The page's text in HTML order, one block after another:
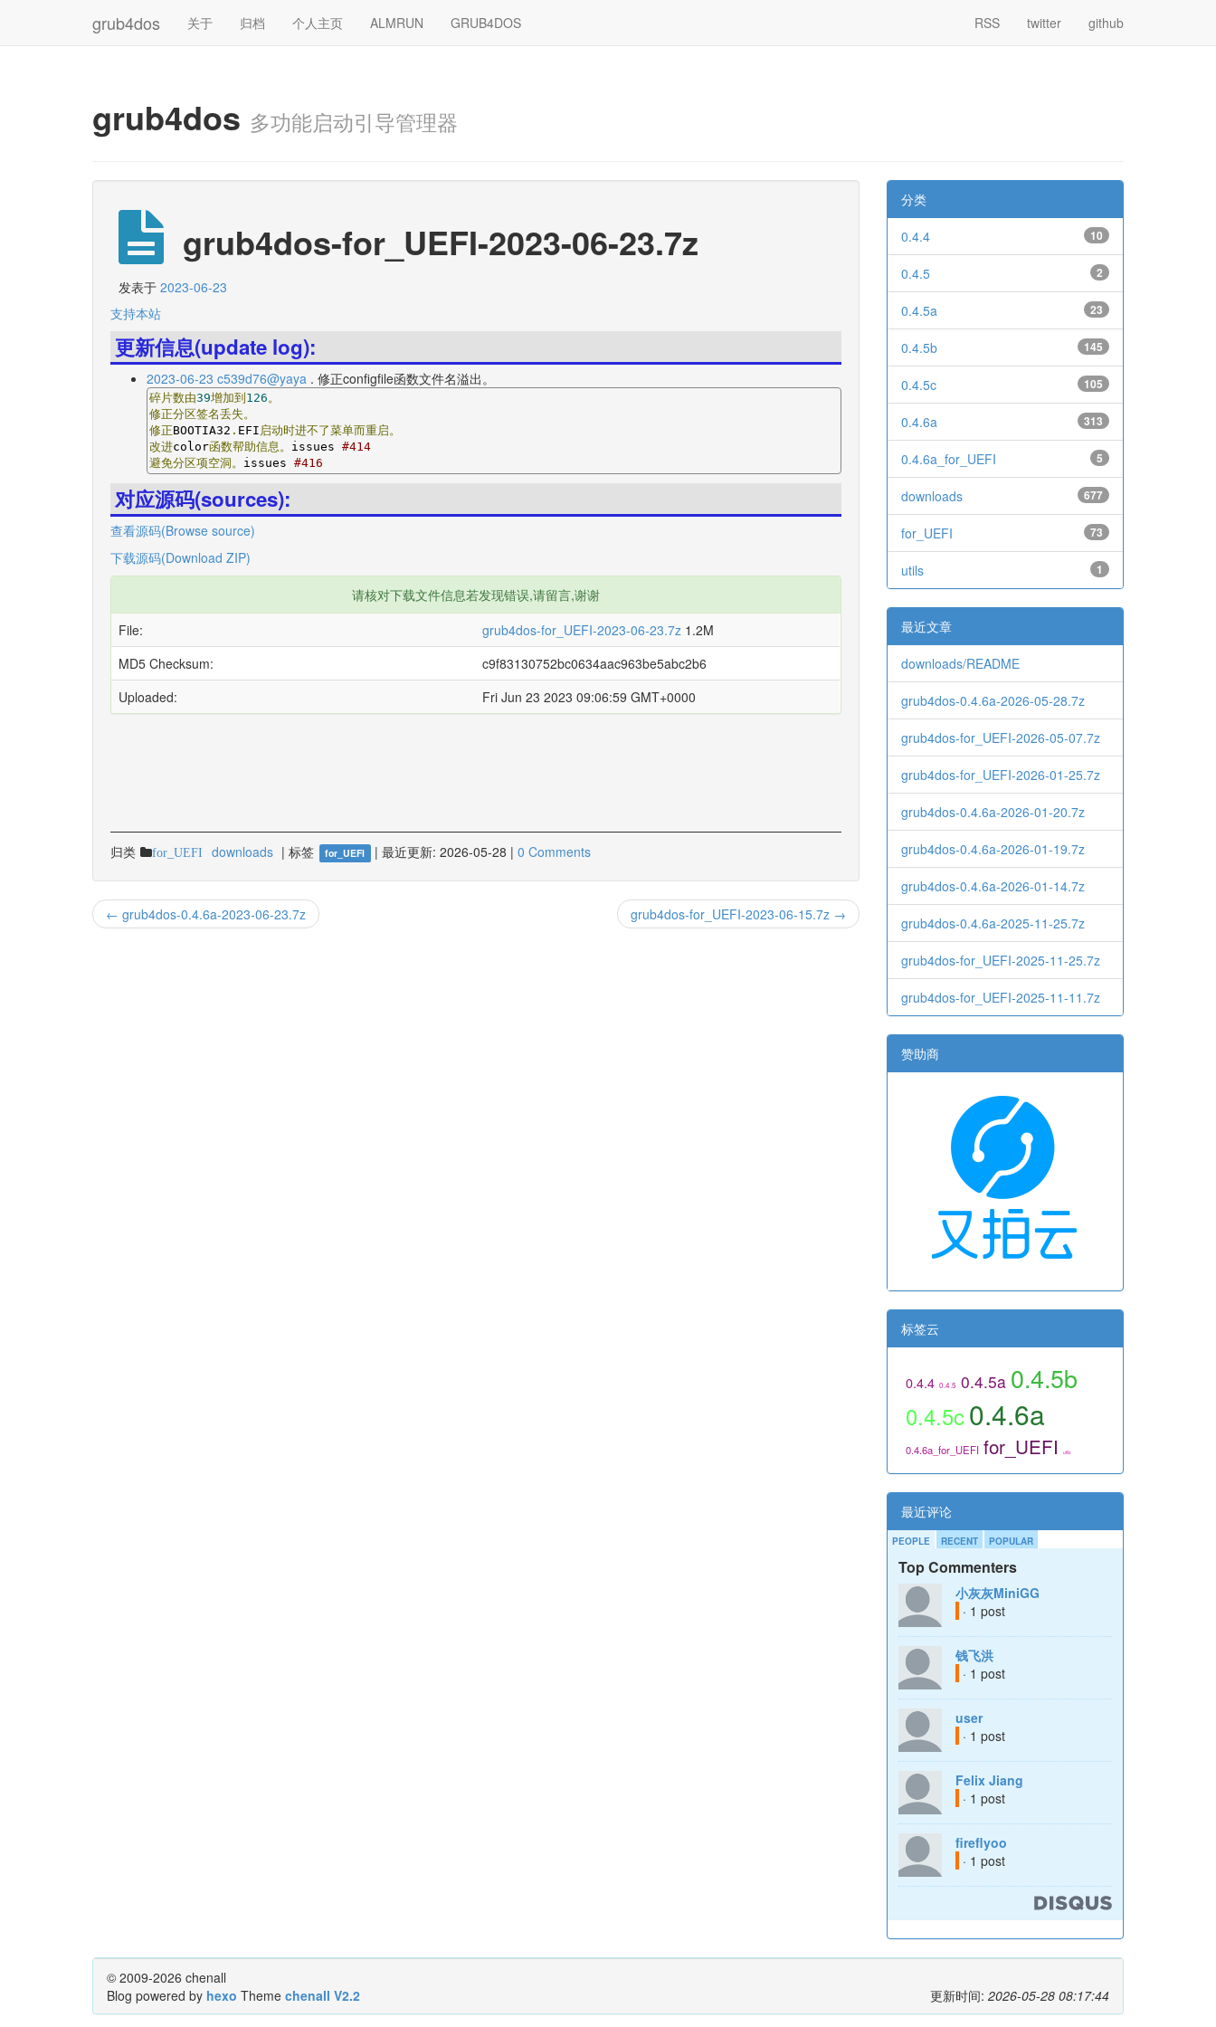
grub4dos 关于 归档 个人主页 ALMRUN GRUB4DOS RSS twitter github
grub4dos 多功能启动引导管理器
grub4dos-for_UEFI-2023-06-23.7z
发表于 2023-06-23
支持本站
更新信息(update log):
2023-06-23 c539d76@yaya . 修正configfile函数文件名溢出。
碎片数由39增加到 126。
修正分区签名丢失。
修正BOOTIA32 . EFI 启动时进不了菜单而重启。
改进color函数帮助信息。 issues #414
避免分区项空洞。 issues #416
对应源码(sources):
查看源码(Browse source)
下载源码(Download ZIP)
请核对下载文件信息若发现错误,请留言,谢谢
File:
grub4dos-for_UEFI-2023-06-23.7z 1.2M
MD5 Checksum:
c9f83130752bc0634aac963be5abc2b6
Uploaded:
Fri Jun 23 2023 09:06:59 GMT+0000
归类 for_UEFI downloads | 标签 for_UEFI | 最近更新: 2026-05-28 | 0 Comments
← grub4dos-0.4.6a-2023-06-23.7z grub4dos-for_UEFI-2023-06-15.7z →
分类
10
0.4.4
2
0.4.5
23
0.4.5a
145
0.4.5b
105
0.4.5c
313
0.4.6a
5
0.4.6a_for_UEFI
677
downloads
73
for_UEFI
1
utils
最近文章
downloads/README
grub4dos-0.4.6a-2026-05-28.7z
grub4dos-for_UEFI-2026-05-07.7z
grub4dos-for_UEFI-2026-01-25.7z
grub4dos-0.4.6a-2026-01-20.7z
grub4dos-0.4.6a-2026-01-19.7z
grub4dos-0.4.6a-2026-01-14.7z
grub4dos-0.4.6a-2025-11-25.7z
grub4dos-for_UEFI-2025-11-25.7z
grub4dos-for_UEFI-2025-11-11.7z
赞助商
标签云
0.4.4 0.4.5 0.4.5a 0.4.5b
0.4.5c0.4.6a
0.4.6a_for_UEFI for_UEFI utils
最近评论
PEOPLE RECENT POPULAR
Top Commenters
小灰灰MiniGG
· 1 post
钱飞洪
· 1 post
user
· 1 post
Felix Jiang
· 1 post
fireflyoo
· 1 post
© 2009-2026 chenall
Blog powered by hexo Theme chenall V2.2 更新时间: 2026-05-28 08:17:44